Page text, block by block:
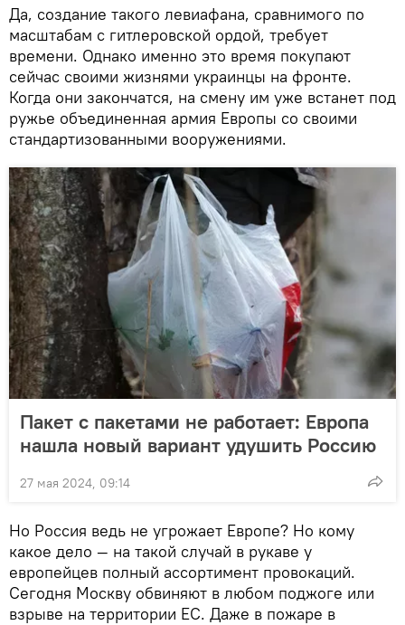
Да, создание такого левиафана, сравнимого по
масштабам с гитлеровской ордой, требует
времени. Однако именно это время покупают
сейчас своими жизнями украинцы на фронте.
Когда они закончатся, на смену им уже встанет под
ружье объединенная армия Европы со своими
стандартизованными вооружениями.
Пакет с пакетами не работает: Европа
нашла новый вариант удушить Россию
27 мая 2024, 09:14
Но Россия ведь не угрожает Европе? Но кому
какое дело — на такой случай в рукаве у
европейцев полный ассортимент провокаций.
Сегодня Москву обвиняют в любом поджоге или
взрыве на территории ЕС. Даже в пожаре в